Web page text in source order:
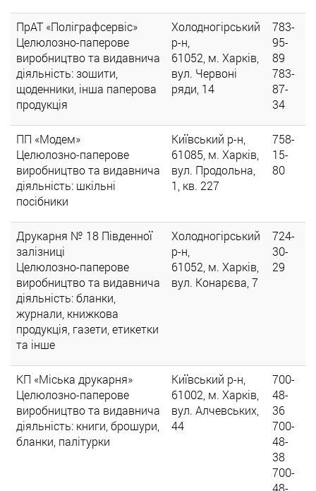
ПрАТ «Поліграфсервіс»
Целюлозно-паперове
виробництво та видавнича
діяльність: зошити,
щоденники, інша паперова
продукція
Холодногірський
р-н,
61052, м. Харків,
вул. Червоні
ряди, 14
783-
95-
89
783-
87-
34
ПП «Модем»
Целюлозно-паперове
виробництво та видавнича
діяльність: шкільні
посібники
Київський р-н,
61085, м. Харків,
вул. Продольна,
1, кв. 227
758-
15-
80
Друкарня № 18 Південної
залізниці
Целюлозно-паперове
виробництво та видавнича
діяльність: бланки,
журнали, книжкова
продукція, газети, етикетки
та інше
Холодногірський
р-н,
61052, м. Харків,
вул. Конарєва, 7
724-
30-
29
КП «Міська друкарня»
Целюлозно-паперове
виробництво та видавнича
діяльність: книги, брошури,
бланки, палітурки
Київський р-н,
61002, м. Харків,
вул. Алчевських,
44
700-
48-
36
700-
48-
38
700-
48-